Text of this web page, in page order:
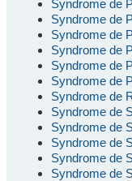
Syndrome de
Syndrome de
Syndrome de
Syndrome de
Syndrome de
Syndrome de
Syndrome de
Syndrome de
Syndrome de
Syndrome de
Syndrome de
Syndrome de